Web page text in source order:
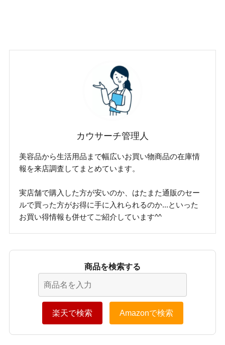
カウサーチ管理人
美容品から生活用品まで幅広いお買い物商品の在庫情
報を来店調査してまとめています。
実店舗で購入した方が安いのか、はたまた通販のセー
ルで買った方がお得に手に入れられるのか...といった
お買い得情報も併せてご紹介しています^^
商品を検索する
楽天で検索 Amazonで検索